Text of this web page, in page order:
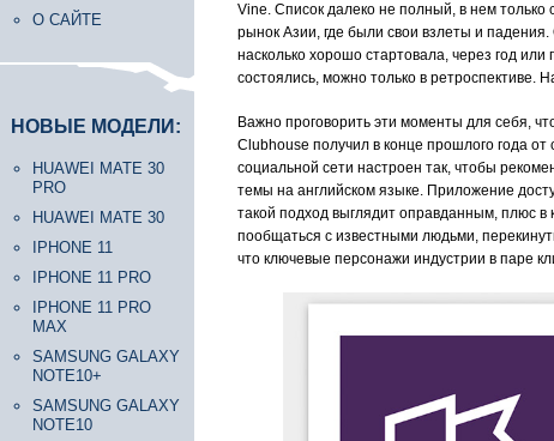
О САЙТЕ
НОВЫЕ МОДЕЛИ:
HUAWEI MATE 30
PRO
HUAWEI MATE 30
IPHONE 11
IPHONE 11 PRO
IPHONE 11 PRO
MAX
SAMSUNG GALAXY
NOTE10+
SAMSUNG GALAXY
NOTE10
Vine. Список далеко не полный, в нем
рынок Азии, где были свои взлеты и
насколько хорошо стартовала, через год
состоялись, можно только в ретроспективе.
Важно проговорить эти моменты для себя,
Clubhouse получил в конце прошлого года от
социальной сети настроен так, чтобы
темы на английском языке. Приложение
такой подход выглядит оправданным, плюс в
пообщаться с известными людьми,
что ключевые персонажи индустрии в паре